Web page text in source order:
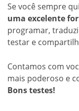
Se você sempre
uma excelente
programar,
testar e
Contamos com
mais poderoso e
Bons testes!